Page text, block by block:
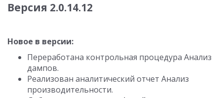
Версия 2.0.14.12
Новое в версии:
Переработана контрольная процедура Анализ
дампов.
Реализован аналитический отчет Анализ
производительности.